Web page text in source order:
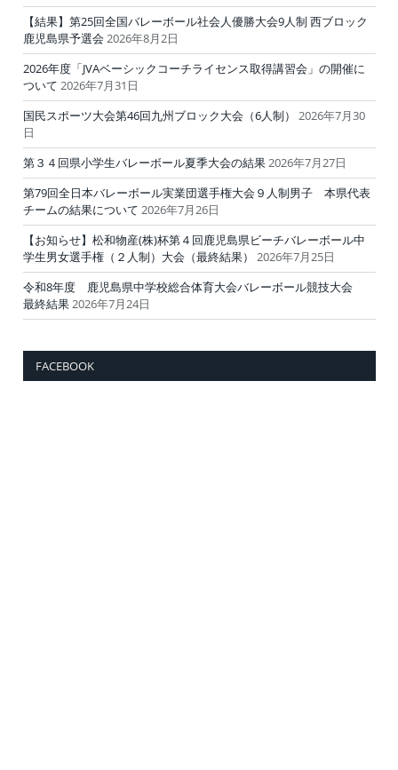
【結果】第25回全国バレーボール社会人優勝大会9人制 西ブロック
鹿児島県予選会 2026年8月2日
2026年度「JVAベーシックコーチライセンス取得講習会」の開催に
ついて 2026年7月31日
国民スポーツ大会第46回九州ブロック大会（6人制）
2026年7月30
日
第３４回県小学生バレーボール夏季大会の結果2026年7月27日
第79回全日本バレーボール実業団選手権大会９人制男子 本県代表
チームの結果について 2026年7月26日
【お知らせ】松和物産(株)杯第４回鹿児島県ビーチバレーボール中
学生男女選手権（２人制）大会（最終結果）
2026年7月25日
令和8年度 鹿児島県中学校総合体育大会バレーボール競技大会
最終結果2026年7月24日
FACEBOOK